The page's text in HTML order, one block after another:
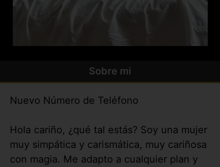
Sobre mi
Nuevo Número de Teléfono
Hola cariño, ¿qué tal estás? Soy una mujer
muy simpática y carismática, muy cariñosa
con magia. Me adapto a cualquier plan y